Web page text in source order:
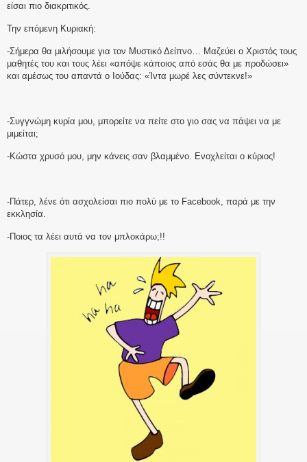
είσαι πιο διακριτικός.
Την επόμενη Κυριακή:
-Σήμερα θα μιλήσουμε για τον Μυστικό Δείπνο… Μαζεύει ο Χριστός τους
μαθητές του και τους λέει «απόψε κάποιος από εσάς θα με προδώσει»
και αμέσως του απαντά ο Ιούδας: «Ίντα μωρέ λες σύντεκνε!»
-Συγγνώμη κυρία μου, μπορείτε να πείτε στο γιο σας να πάψει να με
μιμείται;
-Κώστα χρυσό μου, μην κάνεις σαν βλαμμένο. Ενοχλείται ο κύριος!
-Πάτερ, λένε ότι ασχολείσαι πιο πολύ με το Facebook, παρά με την
εκκλησία.
-Ποιος τα λέει αυτά να τον μπλοκάρω;!!